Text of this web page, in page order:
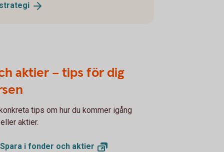
aktier – tips för dig
tips om hur du kommer igång
aktier.
i fonder och aktier